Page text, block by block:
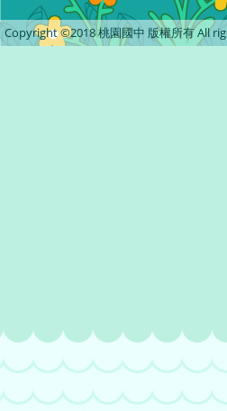
Copyright ©2018 桃園國中 版權所有 All